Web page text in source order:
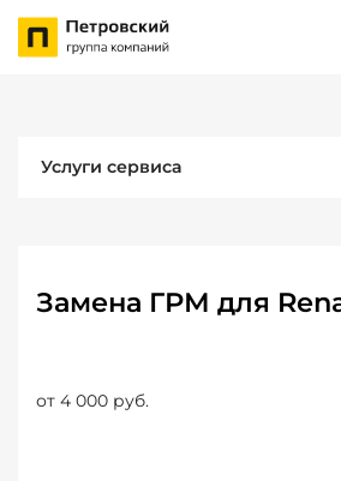
Услуги сервиса
Замена ГРМ для
от 4 000 руб.